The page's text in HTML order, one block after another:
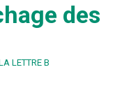
des
LETTRE B